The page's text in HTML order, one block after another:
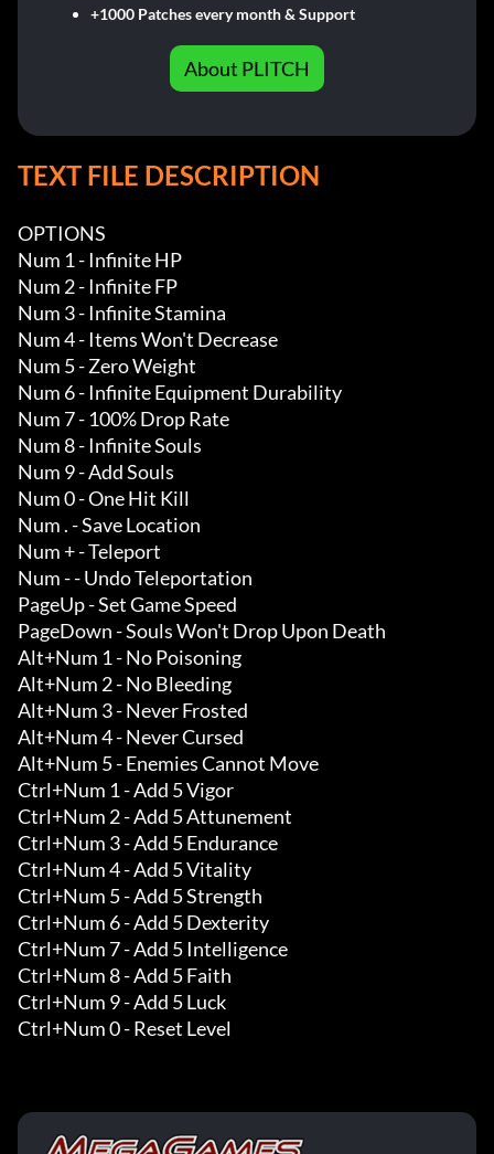
+1000 Patches every month & Support
About PLITCH
TEXT FILE DESCRIPTION
OPTIONS
Num 1 - Infinite HP
Num 2 - Infinite FP
Num 3 - Infinite Stamina
Num 4 - Items Won't Decrease
Num 5 - Zero Weight
Num 6 - Infinite Equipment Durability
Num 7 - 100% Drop Rate
Num 8 - Infinite Souls
Num 9 - Add Souls
Num 0 - One Hit Kill
Num . - Save Location
Num + - Teleport
Num - - Undo Teleportation
PageUp - Set Game Speed
PageDown - Souls Won't Drop Upon Death
Alt+Num 1 - No Poisoning
Alt+Num 2 - No Bleeding
Alt+Num 3 - Never Frosted
Alt+Num 4 - Never Cursed
Alt+Num 5 - Enemies Cannot Move
Ctrl+Num 1 - Add 5 Vigor
Ctrl+Num 2 - Add 5 Attunement
Ctrl+Num 3 - Add 5 Endurance
Ctrl+Num 4 - Add 5 Vitality
Ctrl+Num 5 - Add 5 Strength
Ctrl+Num 6 - Add 5 Dexterity
Ctrl+Num 7 - Add 5 Intelligence
Ctrl+Num 8 - Add 5 Faith
Ctrl+Num 9 - Add 5 Luck
Ctrl+Num 0 - Reset Level